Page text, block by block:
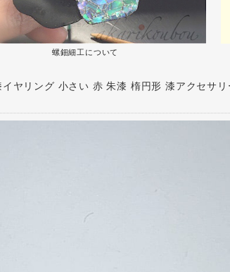
螺鈿細工について
イヤリング 小さい 赤 朱漆 楕円形 漆アクセサ